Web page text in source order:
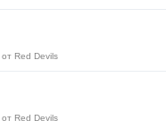
от Red Devils
от Red Devils